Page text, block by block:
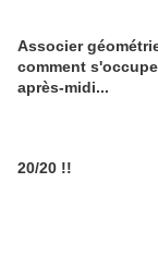
Associer
comment
après-midi...
20/20 !!